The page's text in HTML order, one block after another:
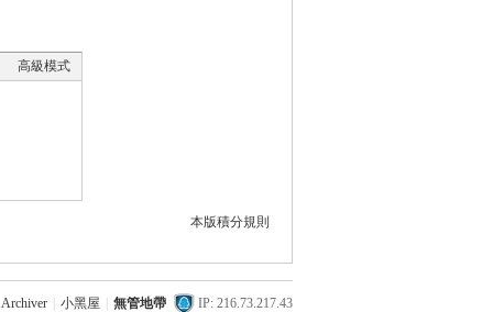
高級模式
本版積分規則
Archiver 小黑屋 無管地帶 IP: 216.73.217.43